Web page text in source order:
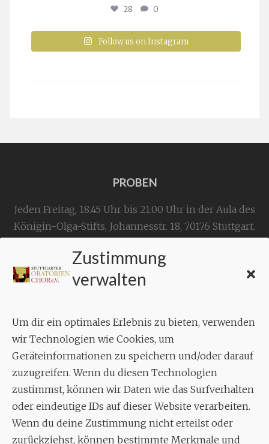
Zustimmung
verwalten
Um dir ein optimales Erlebnis zu bieten, verwenden
wir Technologien wie Cookies, um
Geräteinformationen zu speichern und/oder darauf
zuzugreifen. Wenn du diesen Technologien
zustimmst, können wir Daten wie das Surfverhalten
oder eindeutige IDs auf dieser Website verarbeiten.
Wenn du deine Zustimmung nicht erteilst oder
zurückziehst, können bestimmte Merkmale und
28 0
Follow us on Instagram
PROBEN
Jeden Freitag, 18.45 Uhr bis 21.00 Uhr in der Aula des
Königin-Olga-Stifts, Johannesstr. 18, 70176 Stuttgart.
KONTAKT
Geschäftsstelle:
Aixheimer Str. 18
70619 Stuttgart
MUSIK
Musikalischer Leiter:
Enrico Trummer
Tel.+49 (0)177 / 34 23 57 1